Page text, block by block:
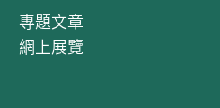
專題文章
網上展覽